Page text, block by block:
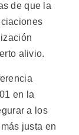
de que la
alivio.
en la
a los
justa en